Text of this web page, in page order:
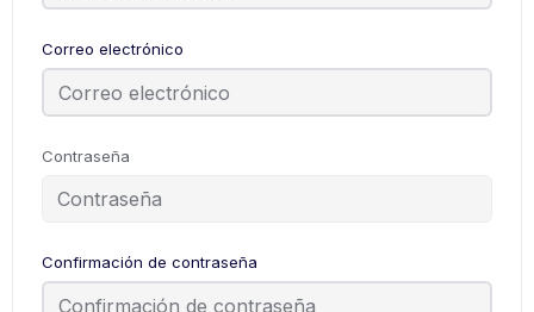
Correo electrónico
Contraseña
Confirmación de contraseña